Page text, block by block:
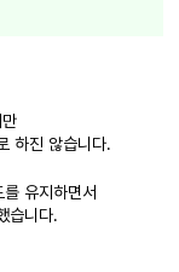
하진 않습니다.
유지하면서
습니다.